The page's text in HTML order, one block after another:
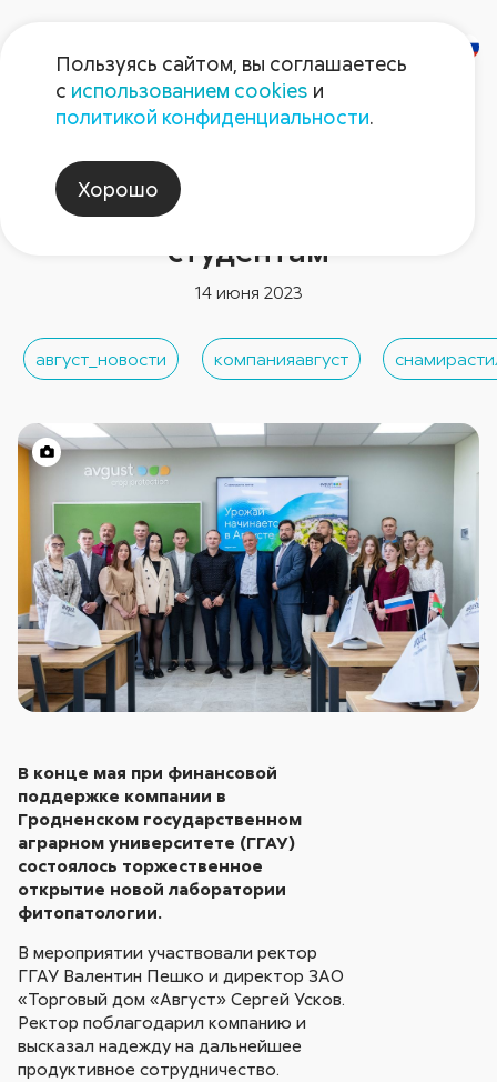
Новости компании
«Август» подарил новую
аудиторию белорусским
студентам
14 июня 2023
август_новости компанияавгуст
В конце мая при финансовой
поддержке компании в
Гродненском государственном
аграрном университете (ГГАУ)
состоялось торжественное
открытие новой лаборатории
фитопатологии.
В мероприятии участвовали ректор
ГГАУ Валентин Пешко и директор ЗАО
«Торговый дом «Август» Сергей Усков.
Ректор поблагодарил компанию и
высказал надежду на дальнейшее
продуктивное сотрудничество.
Пользуясь сайтом, вы соглашаетесь
с использованием cookies и
политикой конфиденциальности.
Хорошо